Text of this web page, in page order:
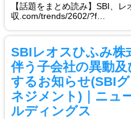
【話題をまとめ読み】SBI、レ
収.com/trends/2602/?f…
SBIレオスひふみ株
伴う子会社の異動
するお知らせ(SBI
ネジメント)｜ニュ
ルディングス